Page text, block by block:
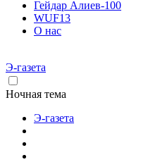
Гейдар Алиев-100
WUF13
О нас
Э-газета
Ночная тема
Э-газета